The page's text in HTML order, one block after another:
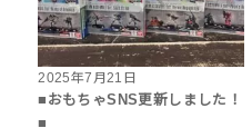
2025年7月21日
■おもちゃSNS更新しました！
■